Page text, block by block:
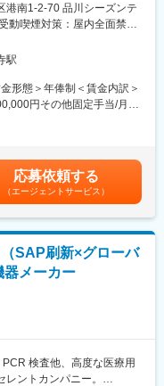
る制度もあります。
に投与され検査が行われ
製品を作ることができれ
る、大きなやりがいを感じ
ばれる核医学検査は、生体
「分子イメージング」とい
く力を発揮できる可能性が
なくてはならないツールと
のPET検査用放射性医薬品
製造拠点のもと安定供給体
。
戦略）】
び関連する免疫ソリューシ
メンテーション、価格戦
題解決】
ートの総責任者として、難
・サードライン対応におい
ングチームへプロダクト
ブルメント）】
レーニングを受講し、日
営業員向けへのローカラ
行
用技術文書の作成および監
ライズを含む）
港南1-2-70 品川シーズンテ
動喫煙対策：屋内全面禁煙
モートワーク含む）
駅
形態＞年俸制＜賃金内訳＞
円その他固定手当/月：
※今までのご経験に応じ、決
額であり、選考を通じて上
固定手当を含めた表記で
応募依頼する
（エージェントサービス）
SAP刷新×グローバ
メーカー
検査他、高度な医療用
ントカンパニー。